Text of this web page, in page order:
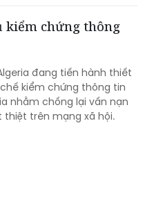
đang tiến hành thiết
nhằm chống lại vấn nạn
trên mạng xã hội.